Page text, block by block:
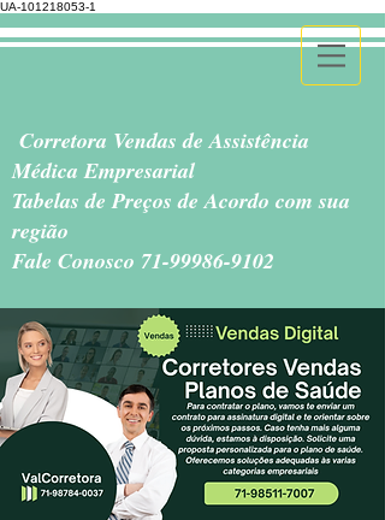
UA-101218053-1
Corretora Vendas de Assistência
Médica Empresarial
Tabelas de Preços de Acordo com sua
região
Fale Conosco 71-99986-9102